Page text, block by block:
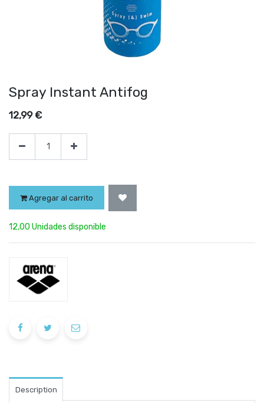
Spray Instant Antifog
12,99€
Agregar al carrito
12,00 Unidades disponible
Description